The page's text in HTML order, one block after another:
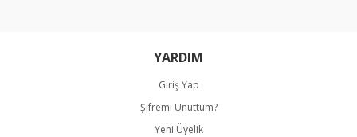
Gönder
YARDIM
Giriş Yap
Şifremi Unuttum?
Yeni Üyelik